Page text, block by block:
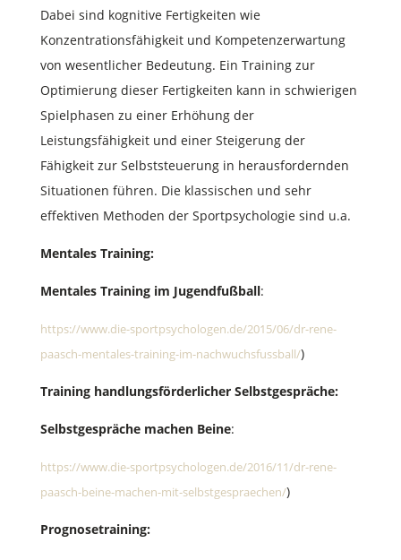
Dabei sind kognitive Fertigkeiten wie
Konzentrationsfähigkeit und Kompetenzerwartung
von wesentlicher Bedeutung. Ein Training zur
Optimierung dieser Fertigkeiten kann in schwierigen
Spielphasen zu einer Erhöhung der
Leistungsfähigkeit und einer Steigerung der
Fähigkeit zur Selbststeuerung in herausfordernden
Situationen führen. Die klassischen und sehr
effektiven Methoden der Sportpsychologie sind u.a.
Mentales Training:
Mentales Training im Jugendfußball:
https://www.die-sportpsychologen.de/2015/06/dr-rene-
paasch-mentales-training-im-nachwuchsfussball/)
Training handlungsförderlicher Selbstgespräche:
Selbstgespräche machen Beine:
https://www.die-sportpsychologen.de/2016/11/dr-rene-
paasch-beine-machen-mit-selbstgespraechen/)
Prognosetraining: